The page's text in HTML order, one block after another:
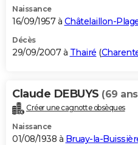
Naissance
16/09/1957 à Châtelaillon-
Décès
29/09/2007 à Thairé (
Claude DEBUYS (69
Créer une cagnotte obsèques
Naissance
01/08/1938 à Bruay-la-